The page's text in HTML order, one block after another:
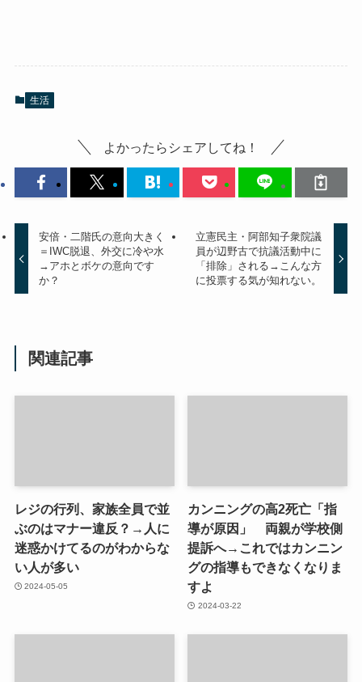
生活
よかったらシェアしてね！
安倍・二階氏の意向大きく
＝IWC脱退、外交に冷や水
→アホとボケの意向です
か？
立憲民主・阿部知子衆院議
員が辺野古で抗議活動中に
「排除」される→こんな方
に投票する気が知れない。
関連記事
レジの行列、家族全員で並
ぶのはマナー違反？→人に
迷惑かけてるのがわからな
い人が多い
2024-05-05
カンニングの高2死亡「指
導が原因」 両親が学校側
提訴へ→これではカンニン
グの指導もできなくなりま
すよ
2024-03-22